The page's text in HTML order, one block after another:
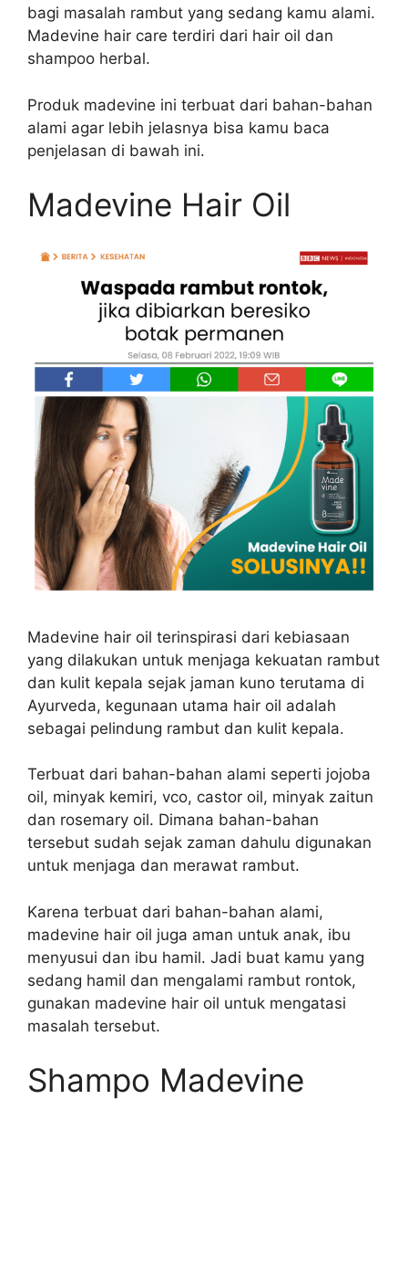
bagi masalah rambut yang sedang kamu alami.
Madevine hair care terdiri dari hair oil dan
shampoo herbal.
Produk madevine ini terbuat dari bahan-bahan
alami agar lebih jelasnya bisa kamu baca
penjelasan di bawah ini.
Madevine Hair Oil
Madevine hair oil terinspirasi dari kebiasaan
yang dilakukan untuk menjaga kekuatan rambut
dan kulit kepala sejak jaman kuno terutama di
Ayurveda, kegunaan utama hair oil adalah
sebagai pelindung rambut dan kulit kepala.
Terbuat dari bahan-bahan alami seperti jojoba
oil, minyak kemiri, vco, castor oil, minyak zaitun
dan rosemary oil. Dimana bahan-bahan
tersebut sudah sejak zaman dahulu digunakan
untuk menjaga dan merawat rambut.
Karena terbuat dari bahan-bahan alami,
madevine hair oil juga aman untuk anak, ibu
menyusui dan ibu hamil. Jadi buat kamu yang
sedang hamil dan mengalami rambut rontok,
gunakan madevine hair oil untuk mengatasi
masalah tersebut.
Shampo Madevine